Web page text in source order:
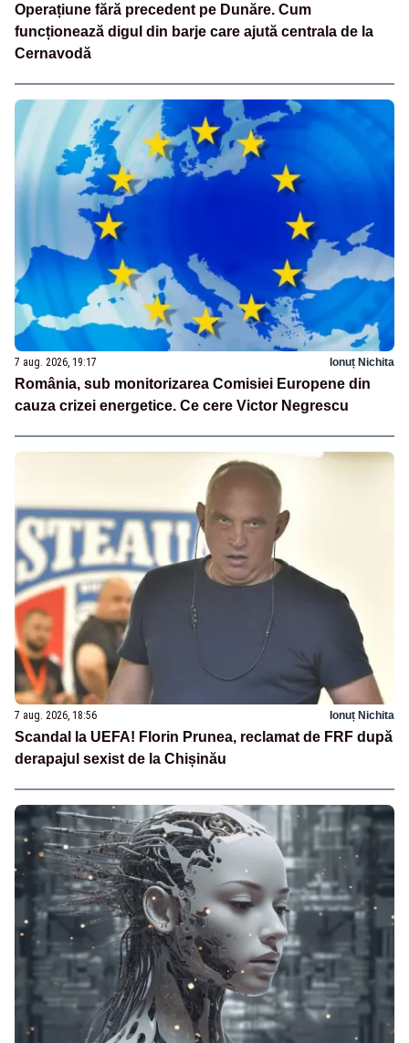
Operațiune fără precedent pe Dunăre. Cum
funcționează digul din barje care ajută centrala de la
Cernavodă
7 aug. 2026, 19:17 Ionuț Nichita
România, sub monitorizarea Comisiei Europene din
cauza crizei energetice. Ce cere Victor Negrescu
7 aug. 2026, 18:56 Ionuț Nichita
Scandal la UEFA! Florin Prunea, reclamat de FRF după
derapajul sexist de la Chișinău